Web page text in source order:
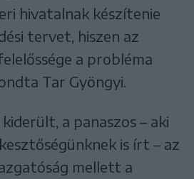
hivatalnak készítenie
tervet, hiszen az
a probléma
Tar Gyöngyi.
a panaszos – aki
is írt – az
mellett a